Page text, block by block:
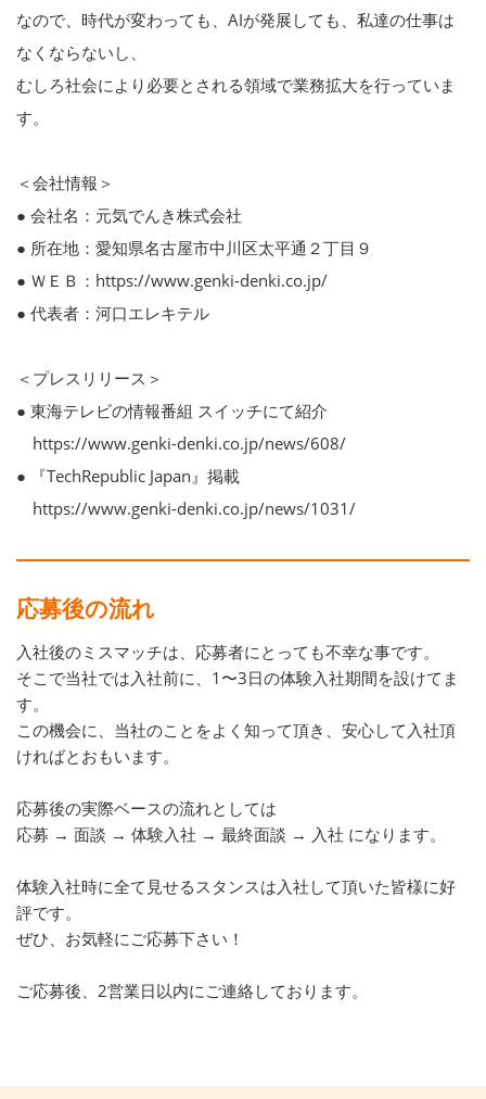
なので、時代が変わっても、AIが発展しても、私達の仕事は
なくならないし、
むしろ社会により必要とされる領域で業務拡大を行っていま
す。
＜会社情報＞
● 会社名：元気でんき株式会社
● 所在地：愛知県名古屋市中川区太平通２丁目９
● ＷＥＢ：https://www.genki-denki.co.jp/
● 代表者：河口エレキテル
＜プレスリリース＞
● 東海テレビの情報番組 スイッチにて紹介
https://www.genki-denki.co.jp/news/608/
● 『TechRepublic Japan』掲載
https://www.genki-denki.co.jp/news/1031/
応募後の流れ
入社後のミスマッチは、応募者にとっても不幸な事です。
そこで当社では入社前に、1〜3日の体験入社期間を設けてま
す。
この機会に、当社のことをよく知って頂き、安心して入社頂
ければとおもいます。
応募後の実際ベースの流れとしては
応募 → 面談 → 体験入社 → 最終面談 → 入社 になります。
体験入社時に全て見せるスタンスは入社して頂いた皆様に好
評です。
ぜひ、お気軽にご応募下さい！
ご応募後、2営業日以内にご連絡しております。